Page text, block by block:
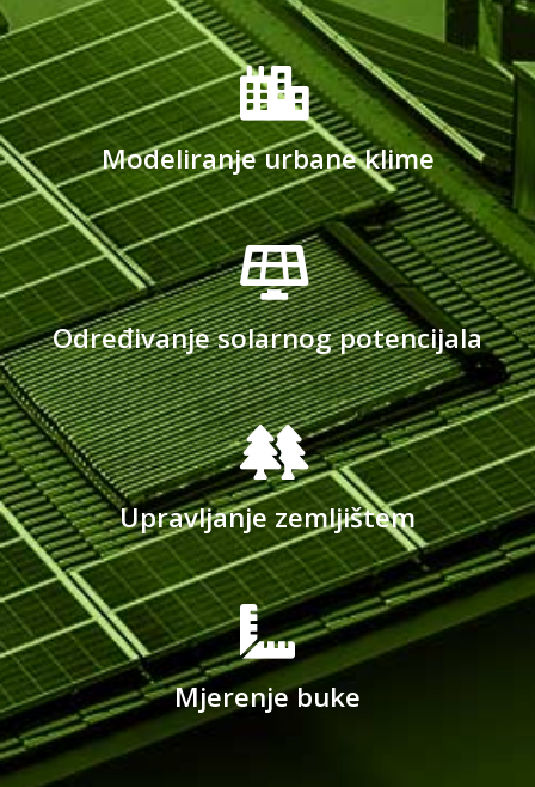
Modeliranje urbane klime
Određivanje solarnog potencijala
Upravljanje zemljištem
Mjerenje buke